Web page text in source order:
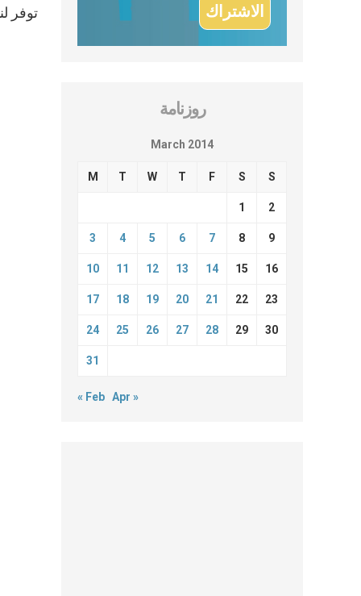
توفر
روزنامة
March 2014
M T W T F S S
1 2
3 4 5 6 7 8 9
10 11 12 13 14 15 16
17 18 19 20 21 22 23
24 25 26 27 28 29 30
31
« Feb Apr »